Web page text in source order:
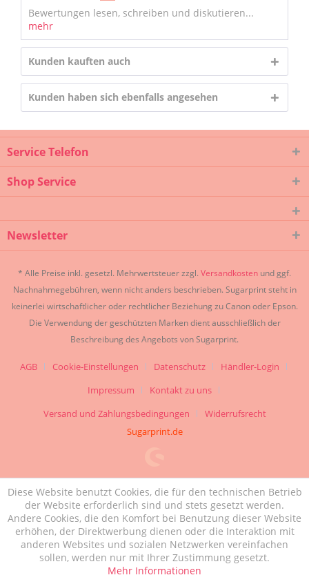
Bewertungen lesen, schreiben und diskutieren...
mehr
Kunden kauften auch
Kunden haben sich ebenfalls angesehen
Service Telefon
Shop Service
Newsletter
* Alle Preise inkl. gesetzl. Mehrwertsteuer zzgl. Versandkosten und ggf.
Nachnahmegebühren, wenn nicht anders beschrieben. Sugarprint steht in
keinerlei wirtschaftlicher oder rechtlicher Beziehung zu Canon oder Epson.
Die Verwendung der geschützten Marken dient ausschließlich der
Beschreibung des Angebots von Sugarprint.
AGB Cookie-Einstellungen Datenschutz
Händler-Login
Impressum
Kontakt zu uns
Versand und Zahlungsbedingungen
Widerrufsrecht
Sugarprint.de
Diese Website benutzt Cookies, die für den technischen Betrieb
der Website erforderlich sind und stets gesetzt werden.
Andere Cookies, die den Komfort bei Benutzung dieser Website
erhöhen, der Direktwerbung dienen oder die Interaktion mit
anderen Websites und sozialen Netzwerken vereinfachen
sollen, werden nur mit Ihrer Zustimmung gesetzt.
Mehr Informationen